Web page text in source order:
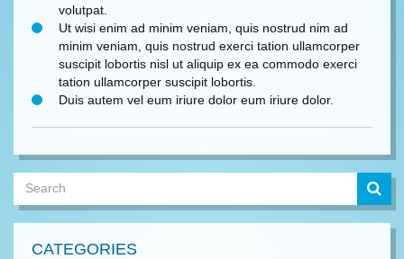
volutpat.
Ut wisi enim ad minim veniam, quis nostrud nim ad
minim veniam, quis nostrud exerci tation ullamcorper
suscipit lobortis nisl ut aliquip ex ea commodo exerci
tation ullamcorper suscipit lobortis.
Duis autem vel eum iriure dolor eum iriure dolor.
CATEGORIES